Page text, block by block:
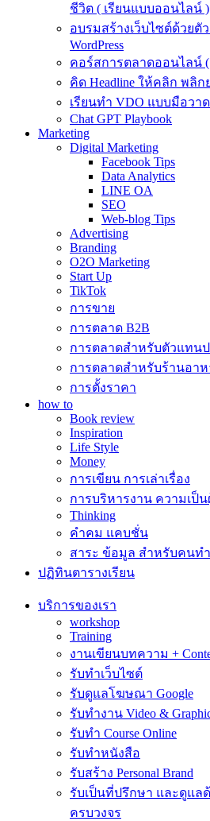
ชีวิต ( เรียนแบบออนไลน์ )
อบรมสร้างเว็บไซต์ด้วยตั
WordPress
คอร์สการตลาดออนไลน์
คิด Headline ให้คลิก พลิ
เรียนทำ VDO แบบมือวาด
Chat GPT Playbook
Marketing
Digital Marketing
Facebook Tips
Data Analytics
LINE OA
SEO
Web-blog Tips
Advertising
Branding
O2O Marketing
Start Up
TikTok
การขาย
การตลาด B2B
การตลาดสำหรับตัวแทน
การตลาดสำหรับร้านอาห
การตั้งราคา
how to
Book review
Inspiration
Life Style
Money
การเขียน การเล่าเรื่อง
การบริหารงาน ความเป็
Thinking
คำคม แคบชั่น
สาระ ข้อมูล สำหรับคนท
ปฏิทินตารางเรียน
บริการของเรา
workshop
Training
งานเขียนบทความ +
รับทำเว็บไซต์
รับดูแลโฆษณา Google
รับทำงาน Video &
รับทำ Course Online
รับทำหนังสือ
รับสร้าง Personal Brand
รับเป็นที่ปรึกษา และดูแล
ครบวงจร